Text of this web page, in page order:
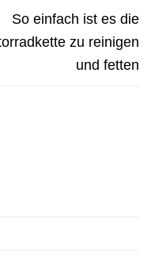
So einfach ist es die
zu reinigen
und fetten